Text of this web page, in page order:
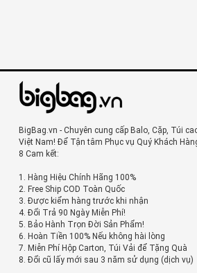
BigBag.vn - Chuyên cung cấp Balo, Cặp, Túi
Việt Nam! Để Tận tâm Phục vụ Quý Khách
8 Cam kết:
1. Hàng Hiệu Chính Hãng 100%
2. Free Ship COD Toàn Quốc
3. Được kiểm hàng trước khi nhận
4. Đổi Trả 90 Ngày Miễn Phí!
5. Bảo Hành Trọn Đời Sản Phẩm!
6. Hoàn Tiền 100% Nếu không hài lòng
7. Miễn Phí Hộp Carton, Túi Vải để Tặng Quà
8. Đổi cũ lấy mới sau 3 năm sử dụng (dịch vụ)